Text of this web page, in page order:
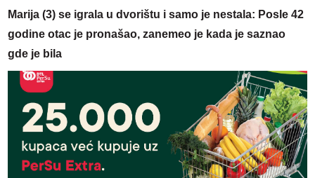
Marija (3) se igrala u dvorištu i samo je nestala: Posle 42
godine otac je pronašao, zanemeo je kada je saznao
gde je bila